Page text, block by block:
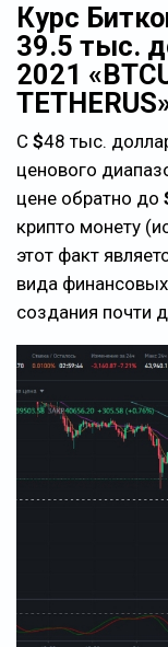
Курс
39.5 тыс.
2021
С $48 тыс.
ценового
цене обратно до
крипто монету
этот факт
вида
создания почти